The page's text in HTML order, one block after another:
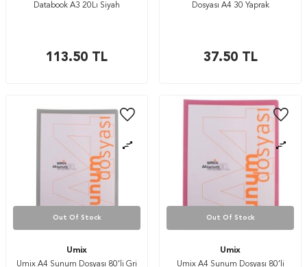
Databook A3 20Lı Siyah
113.50 TL
Dosyası A4 30 Yaprak
37.50TL
Out Of Stock
Umix
Umix A4 Sunum Dosyası 80’li Gri
Out Of Stock
Umix
Umix A4 Sunum Dosyası 80’li